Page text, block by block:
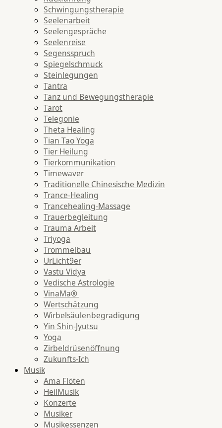
Schwingungstherapie
Seelenarbeit
Seelengespräche
Seelenreise
Segensspruch
Spiegelschmuck
Steinlegungen
Tantra
Tanz und Bewegungstherapie
Tarot
Telegonie
Theta Healing
Tian Tao Yoga
Tier Heilung
Tierkommunikation
Timewaver
Traditionelle Chinesische Medizin
Trance-Healing
Trancehealing-Massage
Trauerbegleitung
Trauma Arbeit
Triyoga
Trommelbau
UrLicht9er
Vastu Vidya
Vedische Astrologie
VinaMa®
Wertschätzung
Wirbelsäulenbegradigung
Yin Shin-Jyutsu
Yoga
Zirbeldrüsenöffnung
Zukunfts-Ich
Musik
Ama Flöten
HeilMusik
Konzerte
Musiker
Musikessenzen